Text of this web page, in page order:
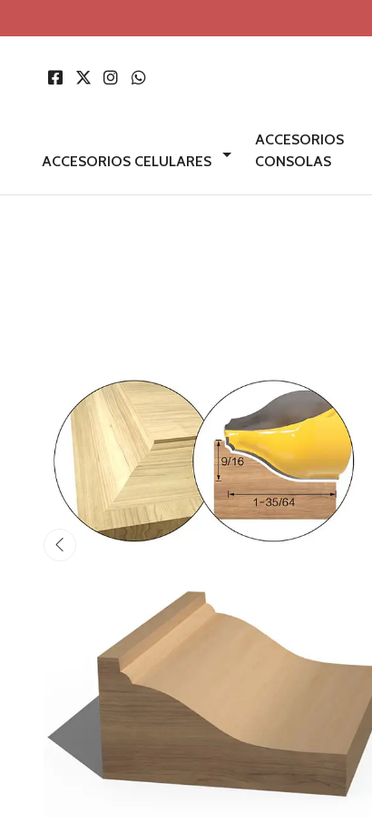
ACCESORIOS CELULARES
ACCESORIOS
CONSOLAS